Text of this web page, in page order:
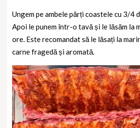
Ungem pe ambele părți coastele cu 3/4
Apoi le punem într-o tavă și le lăsăm la
ore. Este recomandat să le lăsați la
carne fragedă și aromată.